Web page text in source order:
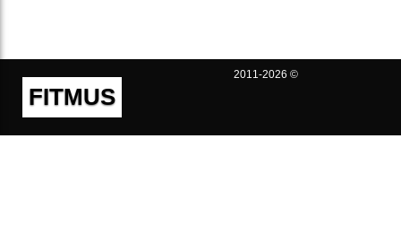
FITMUS
2011-2026 ©